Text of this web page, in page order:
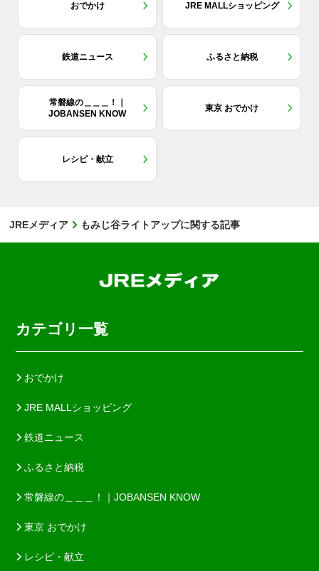
おでかけ JRE MALLショッピング
鉄道ニュース ふるさと納税
常磐線の＿＿＿！｜
JOBANSEN KNOW
東京 おでかけ
レシピ・献立
JREメディア もみじ谷ライトアップに関する記事
カテゴリ一覧
おでかけ
JRE MALLショッピング
鉄道ニュース
ふるさと納税
常磐線の＿＿＿！｜JOBANSEN KNOW
東京 おでかけ
レシピ・献立